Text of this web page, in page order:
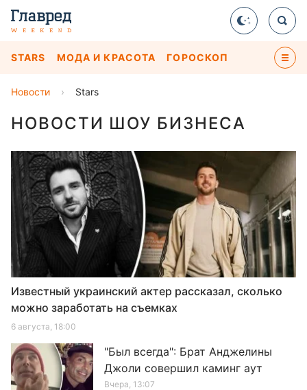
STARS МОДА И КРАСОТА ГОРОСКОП
Новости › Stars
НОВОСТИ ШОУ БИЗНЕСА
Известный украинский актер рассказал, сколько
можно заработать на съемках
6 августа, 18:00
"Был всегда": Брат Анджелины
Джоли совершил каминг аут
Вчера, 13:07